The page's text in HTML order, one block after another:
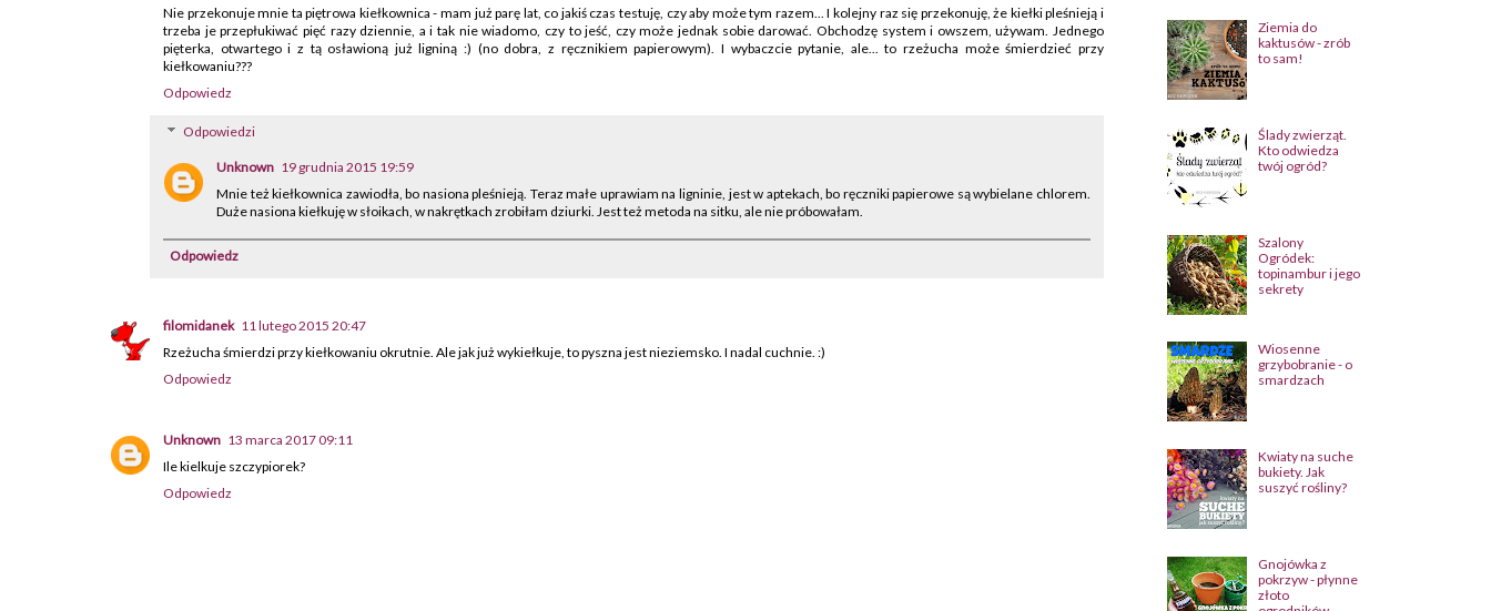
Nie przekonuje mnie ta piętrowa kiełkownica - mam już parę lat, co jakiś czas testuję, czy aby może tym razem... I kolejny raz się przekonuję, że kiełki pleśnieją i
trzeba je przepłukiwać pięć razy dziennie, a i tak nie wiadomo, czy to jeść, czy może jednak sobie darować. Obchodzę system i owszem, używam. Jednego
pięterka, otwartego i z tą osławioną już ligniną :) (no dobra, z ręcznikiem papierowym). I wybaczcie pytanie, ale... to rzeżucha może śmierdzieć przy
kiełkowaniu???
Odpowiedz
Odpowiedzi
Unknown 19 grudnia 2015 19:59
Mnie też kiełkownica zawiodła, bo nasiona pleśnieją. Teraz małe uprawiam na ligninie, jest w aptekach, bo ręczniki papierowe są wybielane chlorem.
Duże nasiona kiełkuję w słoikach, w nakrętkach zrobiłam dziurki. Jest też metoda na sitku, ale nie próbowałam.
Odpowiedz
filomidanek 11 lutego 2015 20:47
Rzeżucha śmierdzi przy kiełkowaniu okrutnie. Ale jak już wykiełkuje, to pyszna jest nieziemsko. I nadal cuchnie. :)
Odpowiedz
Unknown 13 marca 2017 09:11
Ile kielkuje szczypiorek?
Odpowiedz
Ziemia do
kaktusów - zrób
to sam!
Ślady zwierząt.
Kto odwiedza
twój ogród?
Szalony
Ogródek:
topinambur i jego
sekrety
Wiosenne
grzybobranie - o
smardzach
Kwiaty na suche
bukiety. Jak
suszyć rośliny?
Gnojówka z
pokrzyw - płynne
złoto